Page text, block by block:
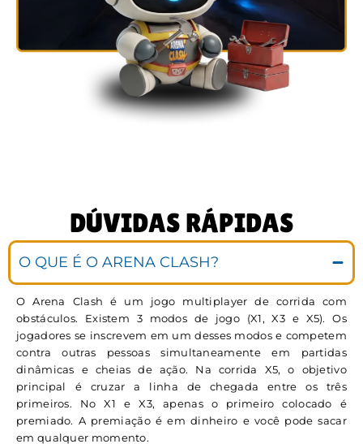
DÚVIDAS RÁPIDAS
O QUE É O ARENA CLASH?
O Arena Clash é um jogo multiplayer de corrida com
obstáculos. Existem 3 modos de jogo (X1, X3 e X5). Os
jogadores se inscrevem em um desses modos e competem
contra outras pessoas simultaneamente em partidas
dinâmicas e cheias de ação. Na corrida X5, o objetivo
principal é cruzar a linha de chegada entre os três
primeiros. No X1 e X3, apenas o primeiro colocado é
premiado. A premiação é em dinheiro e você pode sacar
em qualquer momento.